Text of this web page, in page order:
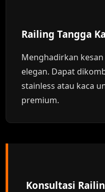
Railing Tangga
Menghadirkan
elegan. Dapat
stainless atau kaca
premium.
Konsultasi